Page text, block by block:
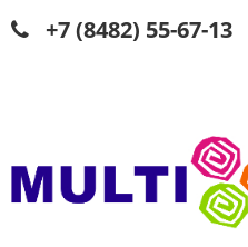
+7 (8482) 55-67-13